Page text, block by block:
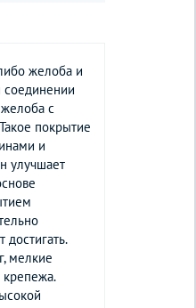
желоба и
соединении
с
покрытие
и
улучшает
мелкие
крепежа.